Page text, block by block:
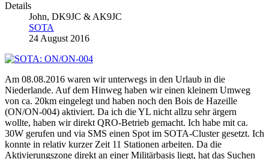
Details
John, DK9JC & AK9JC
SOTA
24 August 2016
Am 08.08.2016 waren wir unterwegs in den Urlaub in die
Niederlande. Auf dem Hinweg haben wir einen kleinem Umweg
von ca. 20km eingelegt und haben noch den Bois de Hazeille
(ON/ON-004) aktiviert. Da ich die YL nicht allzu sehr ärgern
wollte, haben wir direkt QRO-Betrieb gemacht. Ich habe mit ca.
30W gerufen und via SMS einen Spot im SOTA-Cluster gesetzt. Ich
konnte in relativ kurzer Zeit 11 Stationen arbeiten. Da die
Aktivierungszone direkt an einer Militärbasis liegt, hat das Suchen